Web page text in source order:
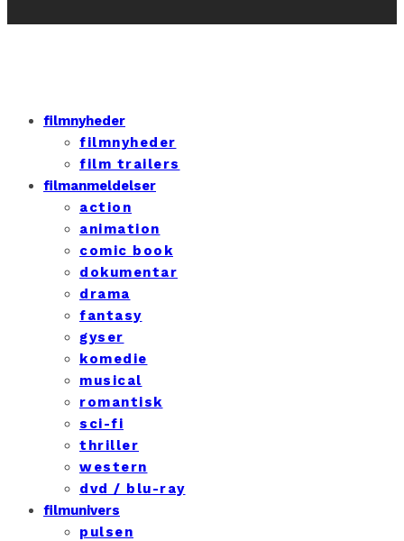
filmnyheder
filmnyheder
film trailers
filmanmeldelser
action
animation
comic book
dokumentar
drama
fantasy
gyser
komedie
musical
romantisk
sci-fi
thriller
western
dvd / blu-ray
filmunivers
pulsen